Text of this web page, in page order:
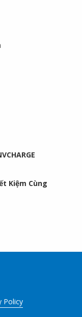
Kiệm Cùng
Policy